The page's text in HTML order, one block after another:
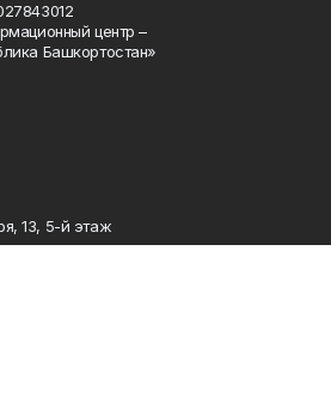
центр –
Башкортостан»
13, 5-й этаж